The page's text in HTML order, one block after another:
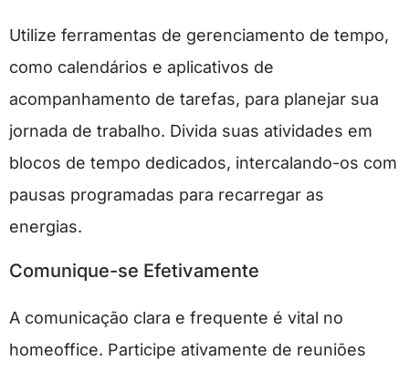
Utilize ferramentas de gerenciamento de tempo,
como calendários e aplicativos de
acompanhamento de tarefas, para planejar sua
jornada de trabalho. Divida suas atividades em
blocos de tempo dedicados, intercalando-os com
pausas programadas para recarregar as
energias.
Comunique-se Efetivamente
A comunicação clara e frequente é vital no
homeoffice. Participe ativamente de reuniões